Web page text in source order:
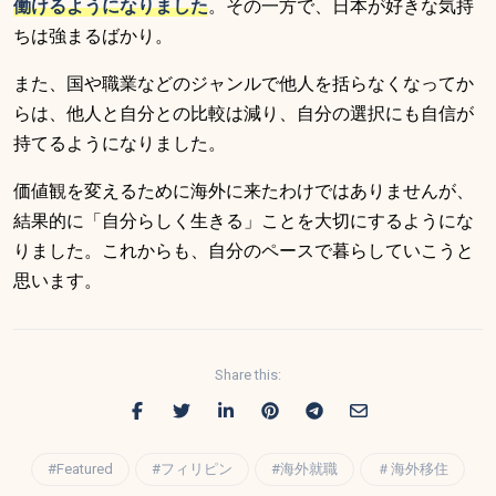
働けるようになりました。その一方で、日本が好きな気持
ちは強まるばかり。
また、国や職業などのジャンルで他人を括らなくなってか
らは、他人と自分との比較は減り、自分の選択にも自信が
持てるようになりました。
価値観を変えるために海外に来たわけではありませんが、
結果的に「自分らしく生きる」ことを大切にするようにな
りました。これからも、自分のペースで暮らしていこうと
思います。
Share this:
#Featured #フィリピン #海外就職 ＃海外移住